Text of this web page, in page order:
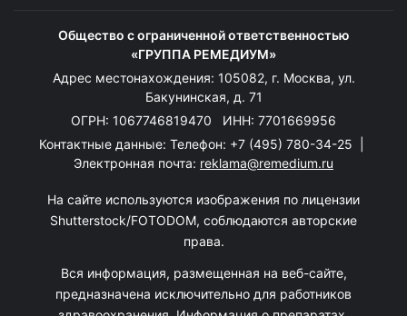
Общество с ограниченной ответственностью
«ГРУППА РЕМЕДИУМ»
Адрес местонахождения: 105082, г. Москва, ул.
Бакунинская, д. 71
ОГРН: 1067746819470 ИНН: 7701669956
Контактные данные: Телефон: +7 (495) 780-34-25
Электронная почта: reklama@remedium.ru
На сайте используются изображения по лицензии
Shutterstock/FOTODOM, соблюдаются авторские
права.
Вся информация, размещенная на веб-сайте,
предназначена исключительно для работников